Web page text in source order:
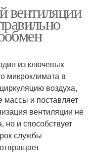
вентиляции
из ключевых
микроклимата в
воздуха,
массы и поставляет
вентиляции не
но и способствует
службы